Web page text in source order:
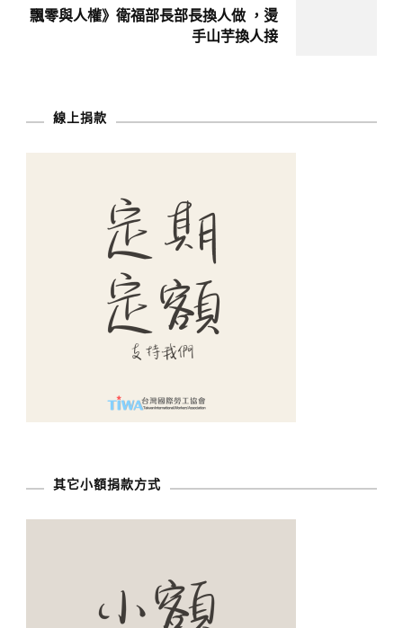
飄零與人權》衛福部長部長換人做 ，燙
手山芋換人接
線上捐款
其它小額捐款方式